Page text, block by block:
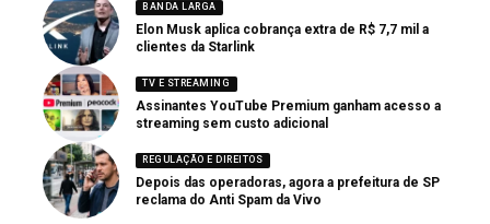
BANDA LARGA
Elon Musk aplica cobrança extra de R$ 7,7 mil a
clientes da Starlink
TV E STREAMING
Assinantes YouTube Premium ganham acesso a
streaming sem custo adicional
REGULAÇÃO E DIREITOS
Depois das operadoras, agora a prefeitura de SP
reclama do Anti Spam da Vivo